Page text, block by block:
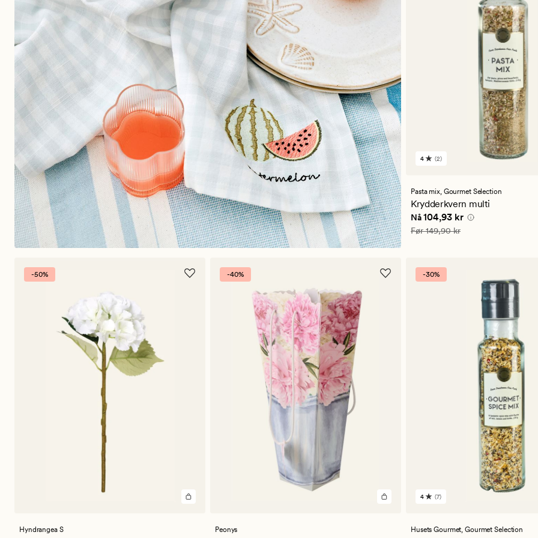
2
en
gjennomsnittlig
vurdering
på
4
4 (2)
Pasta mix, Gourmet Selection
Krydderkvern multi
Nåværende pris
Nå104,93 kr
Vanlig pris 149,90 kr
Før149,90 kr
-50%
Hyndrangea S
-40%
Peonys
-30%
7
en
4 (7)
Husets Gourmet,Gourmet Selection